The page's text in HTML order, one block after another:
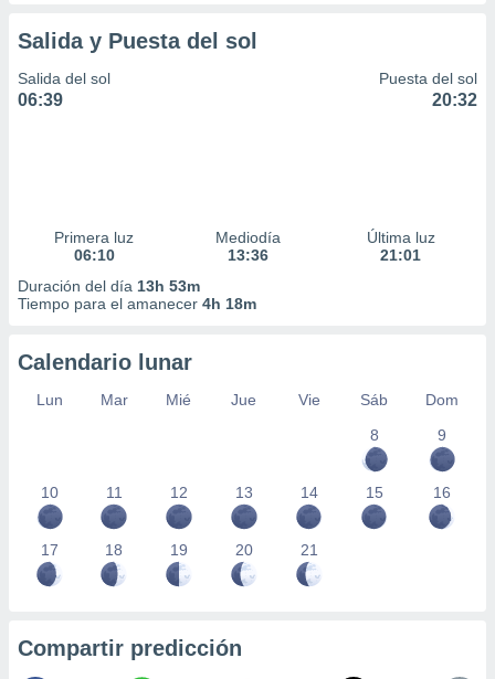
Salida y Puesta del sol
Salida del sol
06:39
Puesta del sol
20:32
Primera luz
06:10
Mediodía
13:36
Última luz
21:01
Duración del día 13h 53m
Tiempo para el amanecer 4h 18m
Calendario lunar
Lun Mar Mié Jue Vie Sáb
Dom
8
9
10 11 12 13 14 15 16
17 18 19 20 21
Compartir predicción